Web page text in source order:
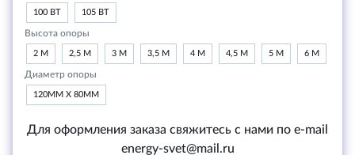
100 ВТ 105 ВТ
Высота опоры
2 М 2,5 М 3 М 3,5 М 4 М 4,5 М 5 М 6 М
Диаметр опоры
120ММ Х 80ММ
Для оформления заказа свяжитесь с нами по e-mail
energy-svet@mail.ru